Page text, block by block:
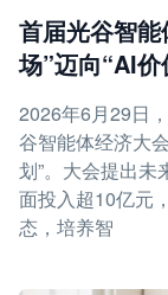
首届光谷智
场”迈向“AI价
2026年6月29日
谷智能体经济大
划”。大会提出
面投入超10亿元
态，培养智